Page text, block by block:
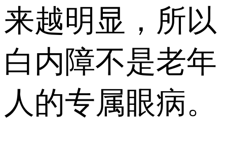
来越明显，所以
白内障不是老年
人的专属眼病。